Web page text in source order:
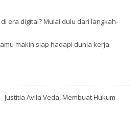
era digital? Mulai dulu dari langkah-
makin siap hadapi dunia kerja
Justitia Avila Veda, Membuat Hukum